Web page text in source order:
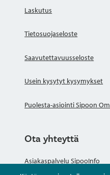
Laskutus
Tietosuojaseloste
Saavutettavuusseloste
Usein kysytyt kysymykset
Puolesta-asiointi Sipoon
Ota yhteyttä
Asiakaspalvelu SipooInfo